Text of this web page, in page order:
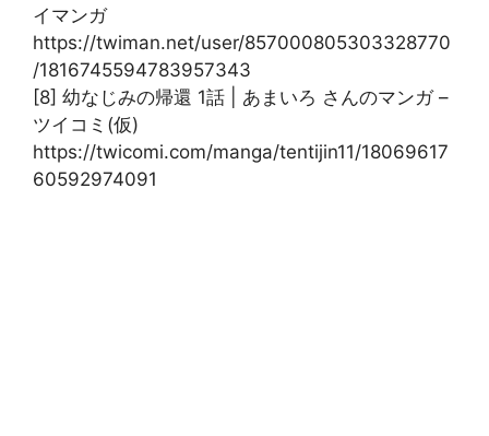
イマンガ
https://twiman.net/user/857000805303328770
/1816745594783957343
[8] 幼なじみの帰還 1話 | あまいろ さんのマンガ –
ツイコミ(仮)
https://twicomi.com/manga/tentijin11/18069617
60592974091